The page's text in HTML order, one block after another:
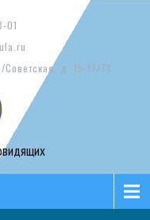
01
д. 15-17/73